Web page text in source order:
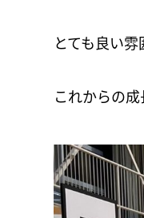
とても良い
これからの